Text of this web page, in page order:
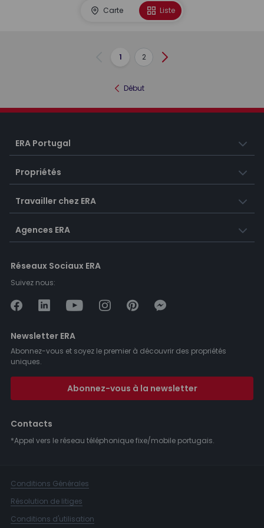
Carte Liste
Précédent
1 2 Suivant
Début
ERA Portugal
Propriétés
Travailler chez ERA
Agences ERA
Réseaux Sociaux ERA
Suivez nous:
Newsletter ERA
Abonnez-vous et soyez le premier à découvrir des propriétés
uniques.
Abonnez-vous à la newsletter
Contacts
*Appel vers le réseau téléphonique fixe/mobile portugais.
Conditions Générales
Résolution de litiges
Conditions d'utilisation